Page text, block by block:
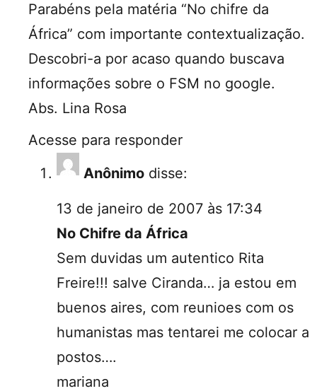
Parabéns pela matéria “No chifre da
África” com importante contextualização.
Descobri-a por acaso quando buscava
informações sobre o FSM no google.
Abs. Lina Rosa
Acesse para responder
Anônimo disse:
13 de janeiro de 2007 às 17:34
No Chifre da África
Sem duvidas um autentico Rita
Freire!!! salve Ciranda… ja estou em
buenos aires, com reunioes com os
humanistas mas tentarei me colocar a
postos….
mariana